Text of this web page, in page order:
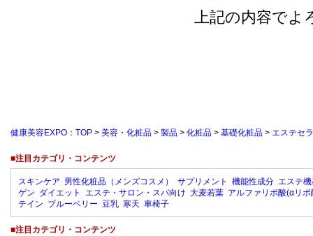
上記の内容でよ
健康美容EXPO：TOP > 美容・化粧品 > 製品 > 化粧品 > 基礎化粧品 > エステセ
■注目カテゴリ・コンテンツ
スキンケア 男性化粧品（メンズコスメ） サプリメント 機能性成分 エステ
ゲン ダイエット エステ・サロン・スパ向け 大麦若葉 アルファリポ酸(αリポ
テイン ブルーベリー 豆乳 寒天 車椅子
■注目カテゴリ・コンテンツ